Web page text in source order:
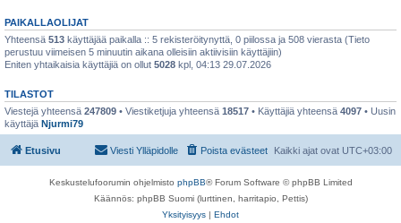
PAIKALLAOLIJAT
Yhteensä 513 käyttäjää paikalla :: 5 rekisteröitynyttä, 0 piilossa ja 508 vierasta (Tieto
perustuu viimeisen 5 minuutin aikana olleisiin aktiivisiin käyttäjiin)
Eniten yhtaikaisia käyttäjiä on ollut 5028 kpl, 04:13 29.07.2026
TILASTOT
Viestejä yhteensä 247809 • Viestiketjuja yhteensä 18517 • Käyttäjiä yhteensä 4097 • Uusin
käyttäjä Njurmi79
Etusivu Kaikki ajat ovat UTC+03:00
Poista evästeet
Viesti Ylläpidolle
Keskustelufoorumin ohjelmisto phpBB® Forum Software © phpBB Limited
Käännös: phpBB Suomi (lurttinen, harritapio, Pettis)
Yksityisyys | Ehdot